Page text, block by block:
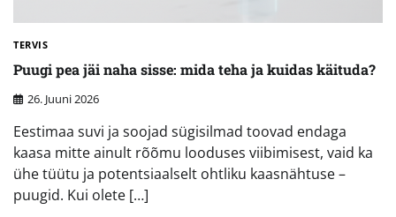
TERVIS
Puugi pea jäi naha sisse: mida teha ja kuidas käituda?
26. Juuni 2026
Eestimaa suvi ja soojad sügisilmad toovad endaga
kaasa mitte ainult rõõmu looduses viibimisest, vaid ka
ühe tüütu ja potentsiaalselt ohtliku kaasnähtuse –
puugid. Kui olete […]